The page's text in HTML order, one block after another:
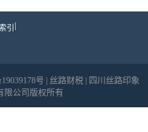
引
号 丝路财税
四川丝路印象
限公司版权所有